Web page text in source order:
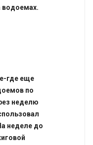
водоемах.
где еще
по
неделю
неделе до